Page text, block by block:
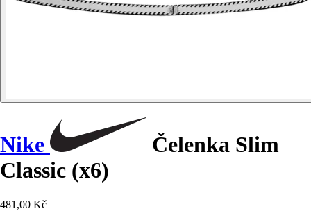
Nike
Čelenka Slim
Classic (x6)
481,00 Kč